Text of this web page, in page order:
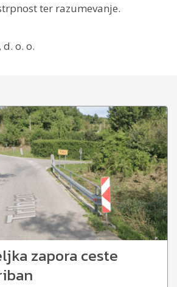
ter razumevanje.
d. o. o.
zapora ceste